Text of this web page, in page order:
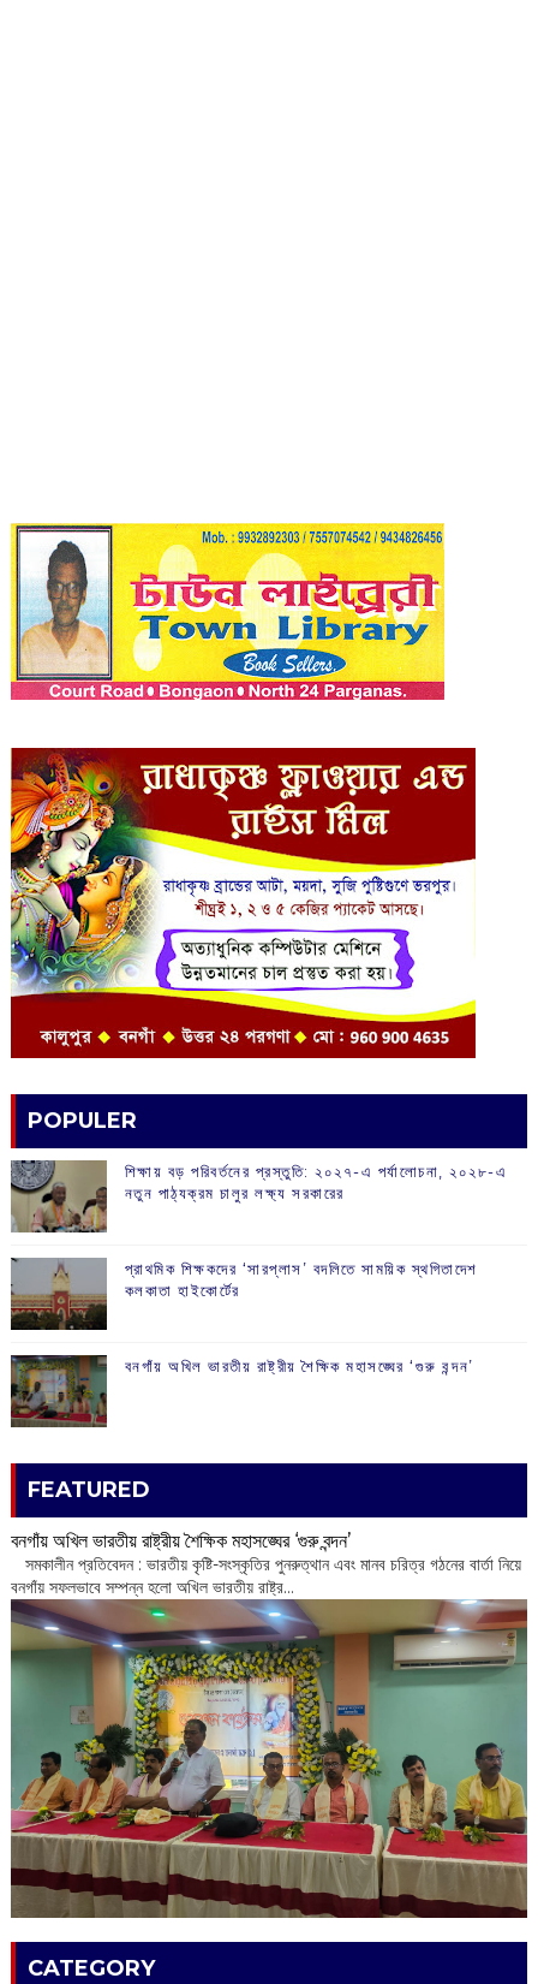
POPULER
শিক্ষায় বড় পরিবর্তনের প্রস্তুতি: ২০২৭-এ পর্যালোচনা, ২০২৮-এ
নতুন পাঠ্যক্রম চালুর লক্ষ্য সরকারের
প্রাথমিক শিক্ষকদের ‘সারপ্লাস’ বদলিতে সাময়িক স্থগিতাদেশ
কলকাতা হাইকোর্টের
বনগাঁয় অখিল ভারতীয় রাষ্ট্রীয় শৈক্ষিক মহাসঙ্ঘের ‘গুরু বন্দন’
FEATURED
বনগাঁয় অখিল ভারতীয় রাষ্ট্রীয় শৈক্ষিক মহাসঙ্ঘের ‘গুরু বন্দন’
​ সমকালীন প্রতিবেদন : ভারতীয় কৃষ্টি-সংস্কৃতির পুনরুত্থান এবং মানব চরিত্র গঠনের বার্তা নিয়ে
বনগাঁয় সফলভাবে সম্পন্ন হলো অখিল ভারতীয় রাষ্ট্র...
CATEGORY